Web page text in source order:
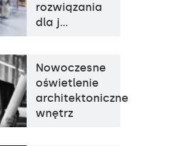
rozwiązania
dla j…
Nowoczesne
oświetlenie
architektoniczne
wnętrz